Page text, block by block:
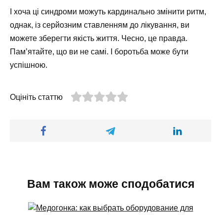
І хоча ці синдроми можуть кардинально змінити ритм,
однак, із серйозним ставленням до лікування, ви
можете зберегти якість життя. Чесно, це правда.
Пам’ятайте, що ви не самі. І боротьба може бути
успішною.
Оцініть статтю
Вам також може сподобатися